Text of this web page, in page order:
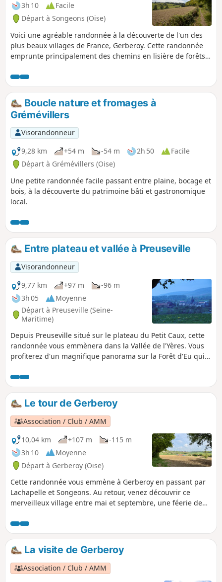
3h 10
Facile
Départ à Songeons (Oise)
Voici une agréable randonnée à la découverte de l'un des
plus beaux villages de France, Gerberoy. Cette randonnée
emprunte principalement des chemins en lisière de forêts
Boucle nature et fromages à
Grémévillers
Visorandonneur
9,28 km
+54 m -54 m 2h 50
Facile
Départ à Grémévillers (Oise)
Une petite randonnée facile passant entre plaine, bocage et
bois, à la découverte du patrimoine bâti et gastronomique
local.
Entre plateau et vallée à Preuseville
Visorandonneur
9,77 km
+97 m
-96 m
3h 05
Moyenne
Départ à Preuseville (Seine-
Maritime)
Depuis Preuseville situé sur le plateau du Petit Caux, cette
randonnée vous emmènera dans la Vallée de l'Yères. Vous
profiterez d'un magnifique panorama sur la Forêt d'Eu qui
Le tour de Gerberoy
Association / Club / AMM
10,04 km
+107 m
-115 m
3h 10
Moyenne
Départ à Gerberoy (Oise)
Cette randonnée vous emmène à Gerberoy en passant par
Lachapelle et Songeons. Au retour, venez découvrir ce
merveilleux village entre mai et septembre, une féerie de
découvertes.
La visite de Gerberoy
Association / Club / AMM